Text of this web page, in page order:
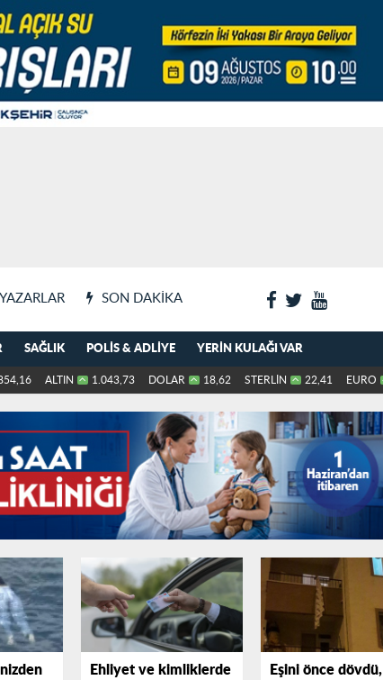
YAZARLAR SON DAKIKA
SAĞLIK POLIS & ADLIYE YERIN KULAĞI VAR
ALTIN 1.043,73 DOLAR 18,62 STERLİN 22,41 EURO
Ehliyet ve kimliklerde
Eşini önce dövdü,